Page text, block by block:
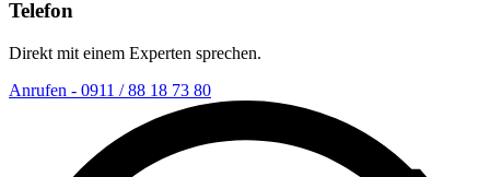
Telefon
Direkt mit einem Experten sprechen.
Anrufen - 0911 / 88 18 73 80